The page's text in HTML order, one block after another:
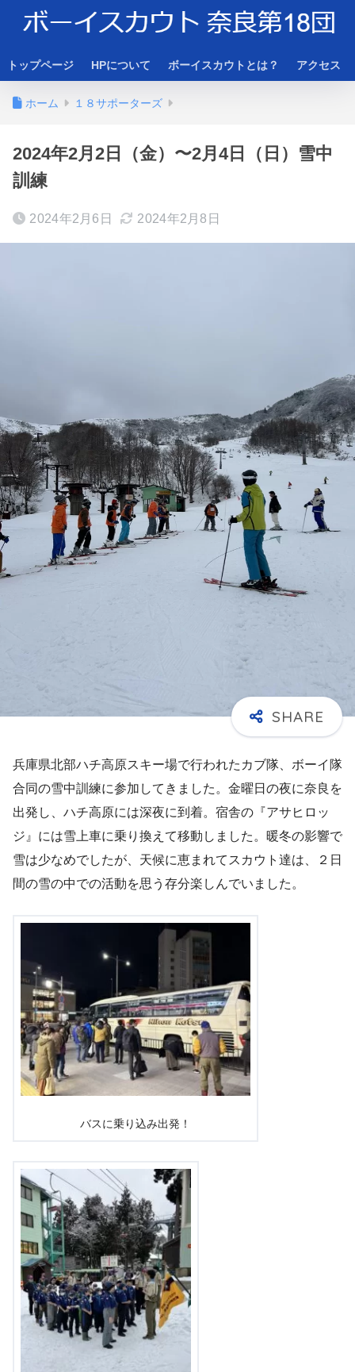
トップページ HPについて ボーイスカウトとは？ アクセス
ホーム １８サポーターズ
2024年2月2日（金）〜2月4日（日）雪中
訓練
2024年2月6日 2024年2月8日
兵庫県北部ハチ高原スキー場で行われたカブ隊、ボーイ隊
合同の雪中訓練に参加してきました。金曜日の夜に奈良を
出発し、ハチ高原には深夜に到着。宿舎の『アサヒロッ
ジ』には雪上車に乗り換えて移動しました。暖冬の影響で
雪は少なめでしたが、天候に恵まれてスカウト達は、２日
間の雪の中での活動を思う存分楽しんでいました。
バスに乗り込み出発！